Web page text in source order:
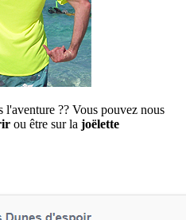
l'aventure ?? Vous pouvez nous
ou être sur la joëlette